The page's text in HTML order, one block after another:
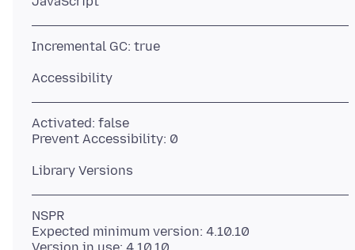
Activated: false
NSPR
Expected minimum version: 4.10.10